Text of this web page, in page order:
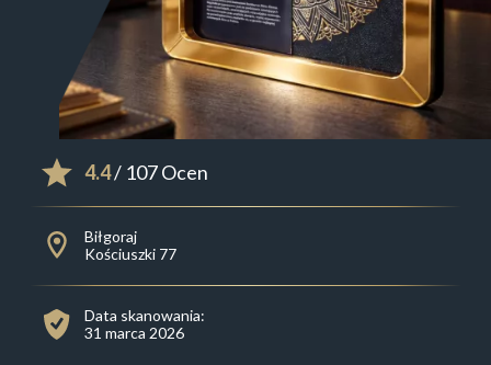
4.4/ 107 Ocen
Biłgoraj
Kościuszki 77
Data skanowania:
31 marca 2026